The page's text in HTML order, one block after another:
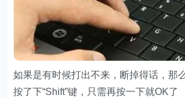
如果是有时候打出不来，断掉得话，那
按了下“Shift”键，只需再按一下就OK了